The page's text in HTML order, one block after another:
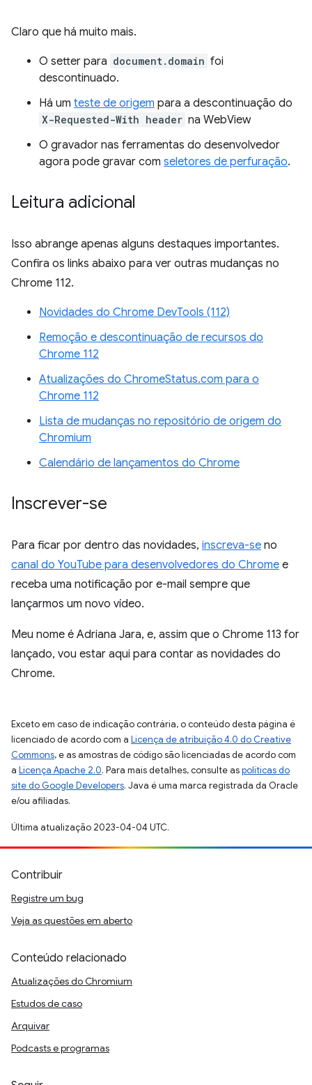
Claro que há muito mais.
O setter para document.domain foi
descontinuado.
Há um teste de origem para a descontinuação do
X-Requested-With header na WebView
O gravador nas ferramentas do desenvolvedor
agora pode gravar com seletores de perfuração.
Leitura adicional
Isso abrange apenas alguns destaques importantes.
Confira os links abaixo para ver outras mudanças no
Chrome 112.
Novidades do Chrome DevTools (112)
Remoção e descontinuação de recursos do
Chrome 112
Atualizações do ChromeStatus.com para o
Chrome 112
Lista de mudanças no repositório de origem do
Chromium
Calendário de lançamentos do Chrome
Inscrever-se
Para ficar por dentro das novidades, inscreva-se no
canal do YouTube para desenvolvedores do Chrome e
receba uma notificação por e-mail sempre que
lançarmos um novo vídeo.
Meu nome é Adriana Jara, e, assim que o Chrome 113 for
lançado, vou estar aqui para contar as novidades do
Chrome.
Exceto em caso de indicação contrária, o conteúdo desta página é
licenciado de acordo com a Licença de atribuição 4.0 do Creative
Commons, e as amostras de código são licenciadas de acordo com
a Licença Apache 2.0. Para mais detalhes, consulte aspolíticas do
site do Google Developers. Java é uma marca registrada da Oracle
e/ou afiliadas.
Última atualização 2023-04-04 UTC.
Contribuir
Registre um bug
Veja as questões em aberto
Conteúdo relacionado
Atualizações do Chromium
Estudos de caso
Arquivar
Podcasts e programas